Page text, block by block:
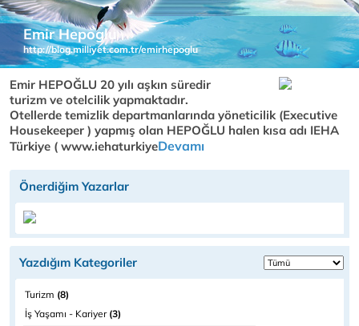
Emir Hepoglu
http://blog.milliyet.com.tr/emirhepoglu
Emir HEPOĞLU 20 yılı aşkın süredir
turizm ve otelcilik yapmaktadır.
Otellerde temizlik departmanlarında yöneticilik (Executive
Housekeeper ) yapmış olan HEPOĞLU halen kısa adı IEHA
Türkiye ( www.iehaturkiyeDevamı
Önerdiğim Yazarlar
Yazdığım Kategoriler
Turizm (8)
İş Yaşamı - Kariyer(3)